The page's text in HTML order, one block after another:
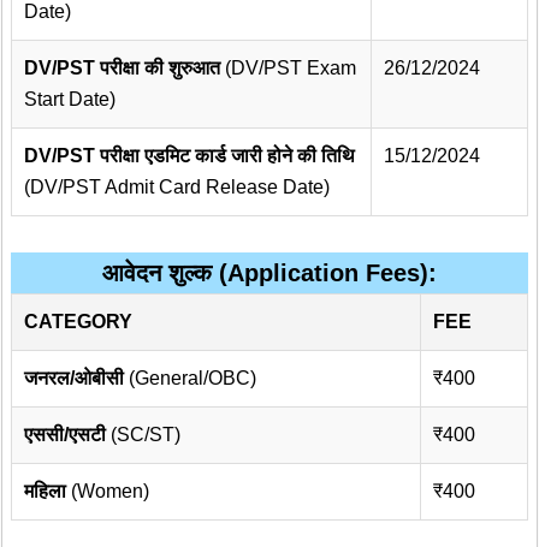
Date)
DV/PST परीक्षा की शुरुआत(DV/PST Exam
Start Date)
26/12/2024
DV/PST परीक्षा एडमिट कार्ड जारी होने की तिथि
(DV/PST Admit Card Release Date)
15/12/2024
आवेदन शुल्क (Application Fees):
CATEGORY FEE
जनरल/ओबीसी(General/OBC) ₹400
एससी/एसटी(SC/ST) ₹400
महिला(Women) ₹400